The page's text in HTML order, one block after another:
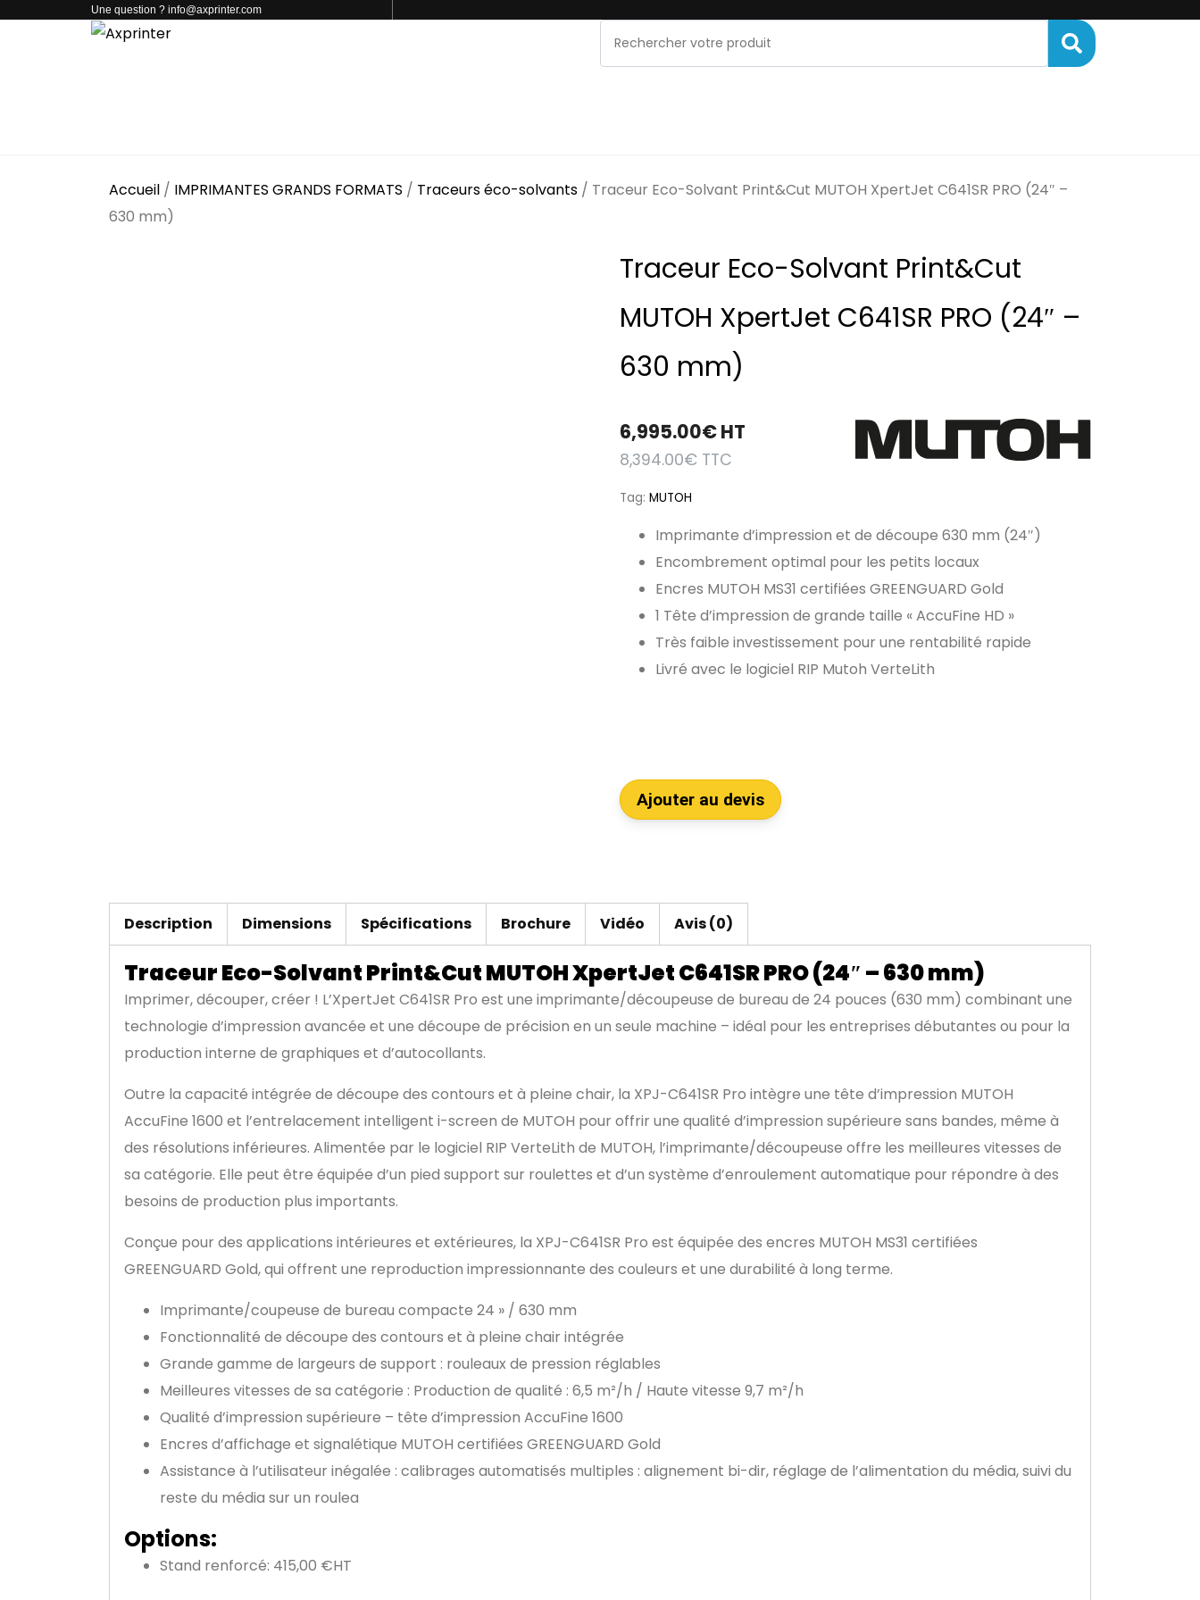
Une question ? info@axprinter.com
Accueil / IMPRIMANTES GRANDS FORMATS / Traceurs éco-solvants / Traceur Eco-Solvant Print&Cut MUTOH XpertJet C641SR PRO (24″ –
630 mm)
Traceur Eco-Solvant Print&Cut
MUTOH XpertJet C641SR PRO (24″ –
630 mm)
6,995.00€HT
8,394.00€ TTC
Tag: MUTOH
Imprimante d’impression et de découpe 630 mm (24″)
Encombrement optimal pour les petits locaux
Encres MUTOH MS31 certifiées GREENGUARD Gold
1 Tête d’impression de grande taille « AccuFine HD »
Très faible investissement pour une rentabilité rapide
Livré avec le logiciel RIP Mutoh VerteLith
Ajouter au devis
Description Dimensions Spécifications Brochure Vidéo Avis (0)
Traceur Eco-Solvant Print&Cut MUTOH XpertJet C641SR PRO (24″ – 630 mm)
Imprimer, découper, créer ! L’XpertJet C641SR Pro est une imprimante/découpeuse de bureau de 24 pouces (630 mm) combinant une
technologie d’impression avancée et une découpe de précision en un seule machine – idéal pour les entreprises débutantes ou pour la
production interne de graphiques et d’autocollants.
Outre la capacité intégrée de découpe des contours et à pleine chair, la XPJ-C641SR Pro intègre une tête d’impression MUTOH
AccuFine 1600 et l’entrelacement intelligent i-screen de MUTOH pour offrir une qualité d’impression supérieure sans bandes, même à
des résolutions inférieures. Alimentée par le logiciel RIP VerteLith de MUTOH, l’imprimante/découpeuse offre les meilleures vitesses de
sa catégorie. Elle peut être équipée d’un pied support sur roulettes et d’un système d’enroulement automatique pour répondre à des
besoins de production plus importants.
Conçue pour des applications intérieures et extérieures, la XPJ-C641SR Pro est équipée des encres MUTOH MS31 certifiées
GREENGUARD Gold, qui offrent une reproduction impressionnante des couleurs et une durabilité à long terme.
Imprimante/coupeuse de bureau compacte 24 » / 630 mm
Fonctionnalité de découpe des contours et à pleine chair intégrée
Grande gamme de largeurs de support : rouleaux de pression réglables
Meilleures vitesses de sa catégorie : Production de qualité : 6,5 m²/h / Haute vitesse 9,7 m²/h
Qualité d’impression supérieure – tête d’impression AccuFine 1600
Encres d’affichage et signalétique MUTOH certifiées GREENGUARD Gold
Assistance à l’utilisateur inégalée : calibrages automatisés multiples : alignement bi-dir, réglage de l’alimentation du média, suivi du
reste du média sur un roulea
Options:
Stand renforcé: 415,00 €HT